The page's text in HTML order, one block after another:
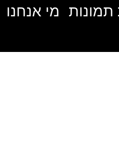
תמונות
מי אנחנו